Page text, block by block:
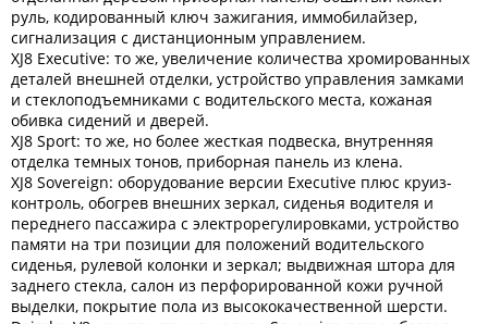
руль, кодированный ключ зажигания, иммобилайзер,
сигнализация с дистанционным управлением.
XJ8 Executive: то же, увеличение количества хромированных
деталей внешней отделки, устройство управления замками
и стеклоподъемниками с водительского места, кожаная
обивка сидений и дверей.
XJ8 Sport: то же, но более жесткая подвеска, внутренняя
отделка темных тонов, приборная панель из клена.
XJ8 Sovereign: оборудование версии Executive плюс круиз-
контроль, обогрев внешних зеркал, сиденья водителя и
переднего пассажира с электрорегулировками, устройство
памяти на три позиции для положений водительского
сиденья, рулевой колонки и зеркал; выдвижная штора для
заднего стекла, салон из перфорированной кожи ручной
выделки, покрытие пола из высококачественной шерсти.